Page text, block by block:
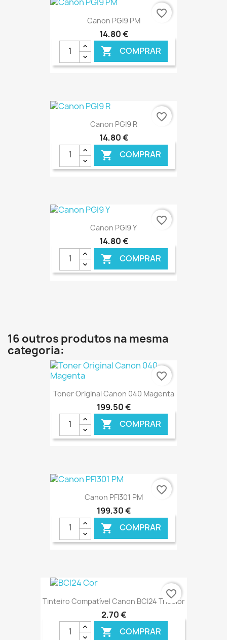
€ ONLINE
Canon PGI9 PM
14,80 €
 COMPRAR
€ ONLINE
favorite_border
Canon PGI9 R
14,80 €
 COMPRAR
€ ONLINE
favorite_border
Canon PGI9 Y
14,80 €
 COMPRAR
favorite_border
16 outros produtos na mesma
categoria:
Toner Original Canon 040 Magenta
199,50 €
 COMPRAR
favorite_border
Canon PFI301 PM
199,30 €
 COMPRAR
€ ONLINE
favorite_border
Tinteiro Compatível Canon BCI24 Tricolor
2,70 €
 COMPRAR
favorite_border